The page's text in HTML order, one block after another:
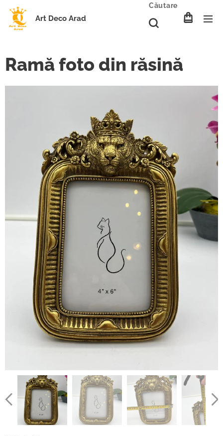
Art Deco Arad
Căutare
Ramă foto din răsină